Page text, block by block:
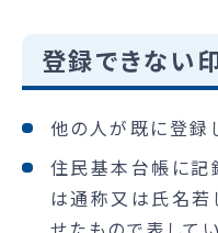
登録できない
他の人が既に登録
住民基本台帳に記
は通称又は氏名若